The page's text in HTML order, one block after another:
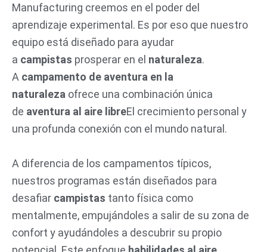
Manufacturing creemos en el poder del
aprendizaje experimental. Es por eso que nuestro
equipo está diseñado para ayudar
a campistas prosperar en el naturaleza.
A campamento de aventura en la
naturaleza ofrece una combinación única
de aventura al aire libreEl crecimiento personal y
una profunda conexión con el mundo natural.
A diferencia de los campamentos típicos,
nuestros programas están diseñados para
desafiar campistas tanto física como
mentalmente, empujándoles a salir de su zona de
confort y ayudándoles a descubrir su propio